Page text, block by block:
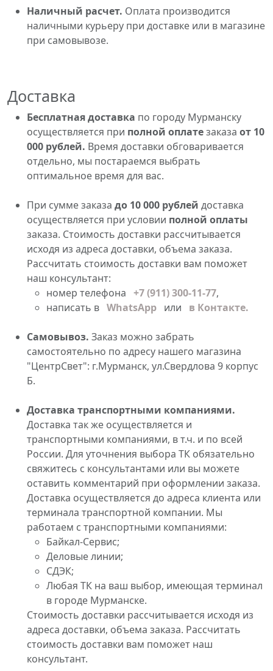
Наличный расчет. Оплата производится
наличными курьеру при доставке или в магазине
при самовывозе.
Доставка
Бесплатная доставка по городу Мурманску
осуществляется при полной оплатезаказа от 10
000 рублей. Время доставки обговаривается
отдельно, мы постараемся выбрать
оптимальное время для вас.
При сумме заказа до 10 000 рублей доставка
осуществляется при условии полной оплаты
заказа. Стоимость доставки рассчитывается
исходя из адреса доставки, объема заказа.
Рассчитать стоимость доставки вам поможет
наш консультант:
номер телефона +7 (911) 300-11-77,
написать в WhatsApp или в Контакте.
Самовывоз. Заказ можно забрать
самостоятельно по адресу нашего магазина
"ЦентрСвет": г.Мурманск, ул.Свердлова 9 корпус
Б.
Доставка транспортными компаниями.
Доставка так же осуществляется и
транспортными компаниями, в т.ч. и по всей
России. Для уточнения выбора ТК обязательно
свяжитесь с консультантами или вы можете
оставить комментарий при оформлении заказа.
Доставка осуществляется до адреса клиента или
терминала транспортной компании. Мы
работаем с транспортными компаниями:
Байкал-Сервис;
Деловые линии;
СДЭК;
Любая ТК на ваш выбор, имеющая терминал
в городе Мурманске.
Стоимость доставки рассчитывается исходя из
адреса доставки, объема заказа. Рассчитать
стоимость доставки вам поможет наш
консультант.